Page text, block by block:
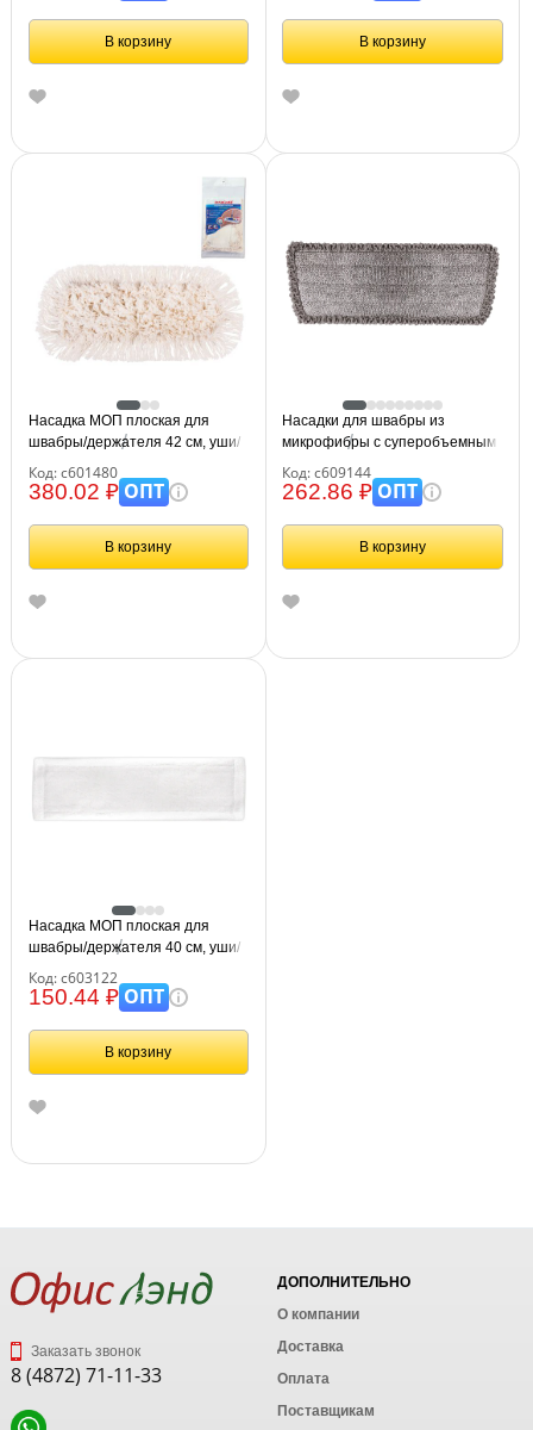
В корзину В корзину
Насадка МОП плоская для
швабры/держателя 42 см, уши/
см, упаковка, LAIMA, 601480
Код: с601480
380.02 ₽ОПТ
В корзину
Насадки для швабры из
микрофибры с суперобъемным
609144
Код: с609144
262.86 ₽ОПТ
В корзину
Насадка МОП плоская для
швабры/держателя 40 см, уши/
микрофибра, LAIMA, 603122
Код: с603122
150.44 ₽ОПТ
В корзину
Заказать звонок
8 (4872) 71-11-33
ДОПОЛНИТЕЛЬНО
О компании
Доставка
Оплата
Поставщикам